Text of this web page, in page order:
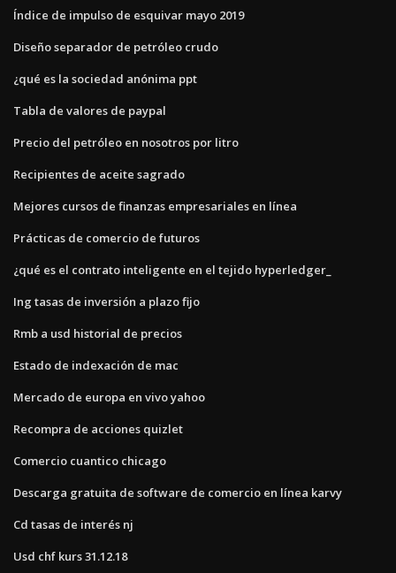
Índice de impulso de esquivar mayo 2019
Diseño separador de petróleo crudo
¿qué es la sociedad anónima ppt
Tabla de valores de paypal
Precio del petróleo en nosotros por litro
Recipientes de aceite sagrado
Mejores cursos de finanzas empresariales en línea
Prácticas de comercio de futuros
¿qué es el contrato inteligente en el tejido hyperledger_
Ing tasas de inversión a plazo fijo
Rmb a usd historial de precios
Estado de indexación de mac
Mercado de europa en vivo yahoo
Recompra de acciones quizlet
Comercio cuantico chicago
Descarga gratuita de software de comercio en línea karvy
Cd tasas de interés nj
Usd chf kurs 31.12.18